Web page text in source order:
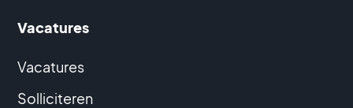
Vacatures
Vacatures
Solliciteren